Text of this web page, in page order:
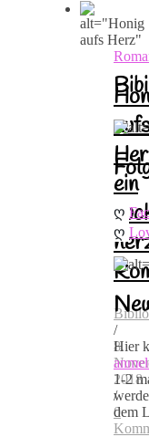
aufs
ein
/
8.
2018
/
0
ღ
ღ
Hier
1-2
dem